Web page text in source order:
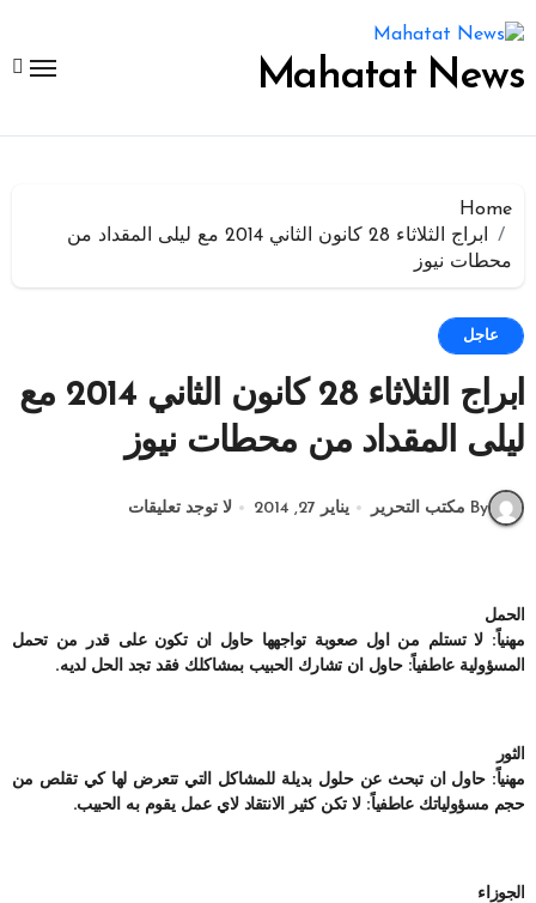
إلى
المحتوى
Mahatat News
Home
ابراج الثلاثاء 28 كانون الثاني 2014 مع ليلى المقداد من
محطات نيوز
عاجل
ابراج الثلاثاء 28 كانون الثاني 2014 مع
ليلى المقداد من محطات نيوز
By مكتب التحرير يناير 27, 2014 لا توجد تعليقات
الحمل
مهنياً: لا تستلم من اول صعوبة تواجهها حاول ان تكون على قدر من تحمل
المسؤولية عاطفياً: حاول ان تشارك الحبيب بمشاكلك فقد تجد الحل لديه.
الثور
مهنياً: حاول ان تبحث عن حلول بديلة للمشاكل التي تتعرض لها كي تقلص من
حجم مسؤولياتك عاطفياً: لا تكن كثير الانتقاد لاي عمل يقوم به الحبيب.
الجوزاء